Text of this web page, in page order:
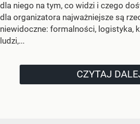
dla niego na tym, co widzi i czego
dla organizatora najważniejsze są
niewidoczne: formalności, logistyka,
ludzi,...
CZYTAJ